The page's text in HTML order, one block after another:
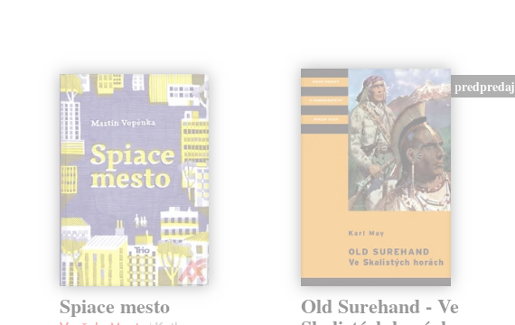
Spiace mesto
predpredaj
Old Surehand - Ve